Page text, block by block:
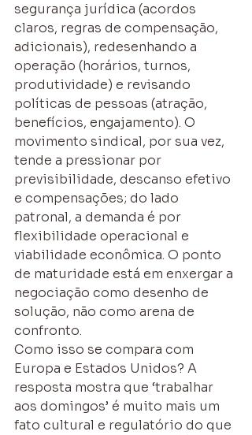
segurança jurídica (acordos
claros, regras de compensação,
adicionais), redesenhando a
operação (horários, turnos,
produtividade) e revisando
políticas de pessoas (atração,
benefícios, engajamento). O
movimento sindical, por sua vez,
tende a pressionar por
previsibilidade, descanso efetivo
e compensações; do lado
patronal, a demanda é por
flexibilidade operacional e
viabilidade econômica. O ponto
de maturidade está em enxergar a
negociação como desenho de
solução, não como arena de
confronto.
Como isso se compara com
Europa e Estados Unidos? A
resposta mostra que ‘trabalhar
aos domingos’ é muito mais um
fato cultural e regulatório do que